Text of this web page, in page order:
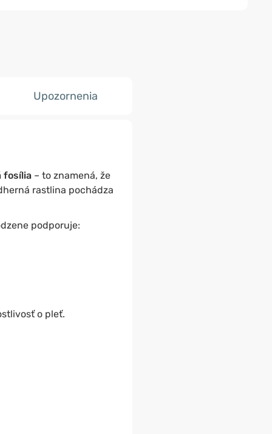
Upozornenia
fosília– to znamená, že
rastlina pochádza
podporuje:
o pleť.